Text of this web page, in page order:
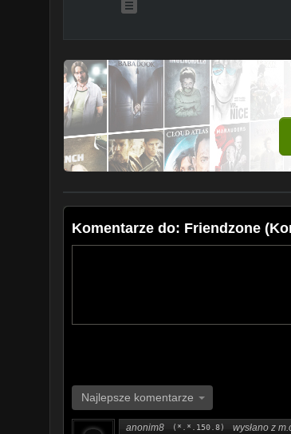
Komentarze do: Friendzone
Najlepsze komentarze
anonim8 (*.*.150.8) wysłano z